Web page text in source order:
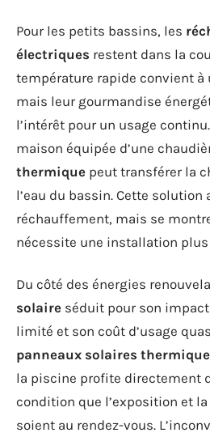
Pour les petits bassins, les
électriques restent dans la
température rapide convient à
mais leur gourmandise
l’intérêt pour un usage
maison équipée d’une
thermique peut transférer la
l’eau du bassin. Cette solution
réchauffement, mais se
nécessite une installation plus
Du côté des énergies
solaire séduit pour son
limité et son coût d’usage
panneaux solaires
la piscine profite directement
condition que l’exposition et
soient au rendez-vous.